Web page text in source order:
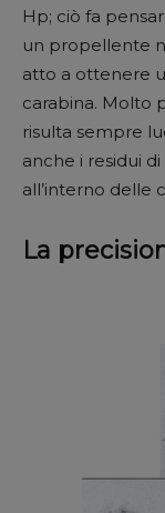
Hp; ciò fa
un propellente
atto a ottenere
carabina. Molto
risulta sempre
anche i residui
all’interno delle
La